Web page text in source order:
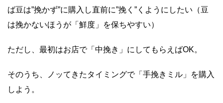
ば豆は”挽かず”に購入し直前に”挽く”くようにしたい（豆
は挽かないほうが「鮮度」を保ちやすい）
ただし、最初はお店で「中挽き」にしてもらえばOK。
そのうち、ノッてきたタイミングで「手挽きミル」を購入
しよう。